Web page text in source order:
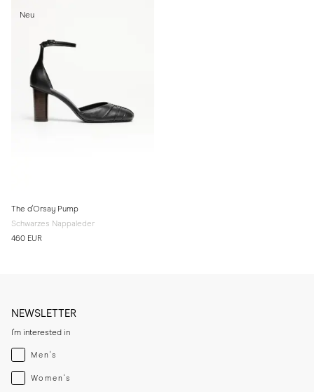
Neu
The d'Orsay Pump
Schwarzes Nappaleder
460 EUR
NEWSLETTER
I'm interested in
Menswear
Men's
Womenswear
Women's